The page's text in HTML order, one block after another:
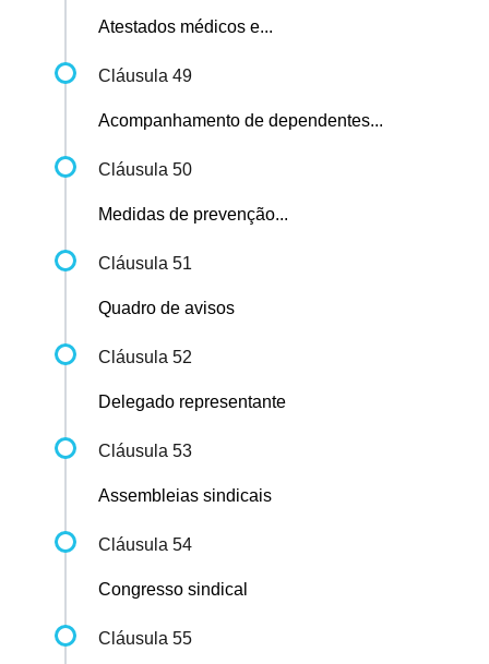
Atestados médicos e...
Cláusula 49
Acompanhamento de dependentes...
Cláusula 50
Medidas de prevenção...
Cláusula 51
Quadro de avisos
Cláusula 52
Delegado representante
Cláusula 53
Assembleias sindicais
Cláusula 54
Congresso sindical
Cláusula 55